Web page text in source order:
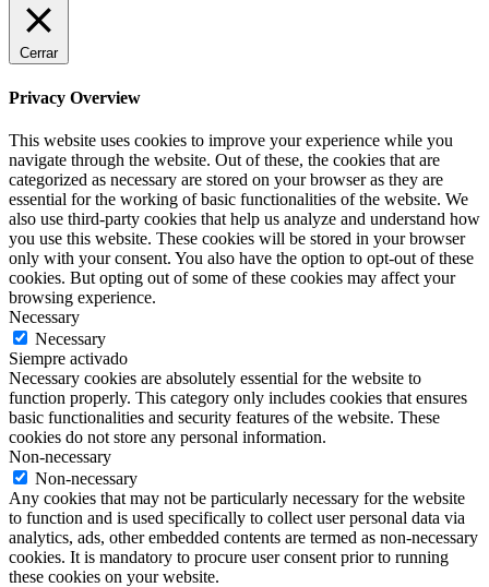
Cerrar
Privacy Overview
This website uses cookies to improve your experience while you
navigate through the website. Out of these, the cookies that are
categorized as necessary are stored on your browser as they are
essential for the working of basic functionalities of the website. We
also use third-party cookies that help us analyze and understand how
you use this website. These cookies will be stored in your browser
only with your consent. You also have the option to opt-out of these
cookies. But opting out of some of these cookies may affect your
browsing experience.
Necessary
Necessary
Siempre activado
Necessary cookies are absolutely essential for the website to
function properly. This category only includes cookies that ensures
basic functionalities and security features of the website. These
cookies do not store any personal information.
Non-necessary
Non-necessary
Any cookies that may not be particularly necessary for the website
to function and is used specifically to collect user personal data via
analytics, ads, other embedded contents are termed as non-necessary
cookies. It is mandatory to procure user consent prior to running
these cookies on your website.